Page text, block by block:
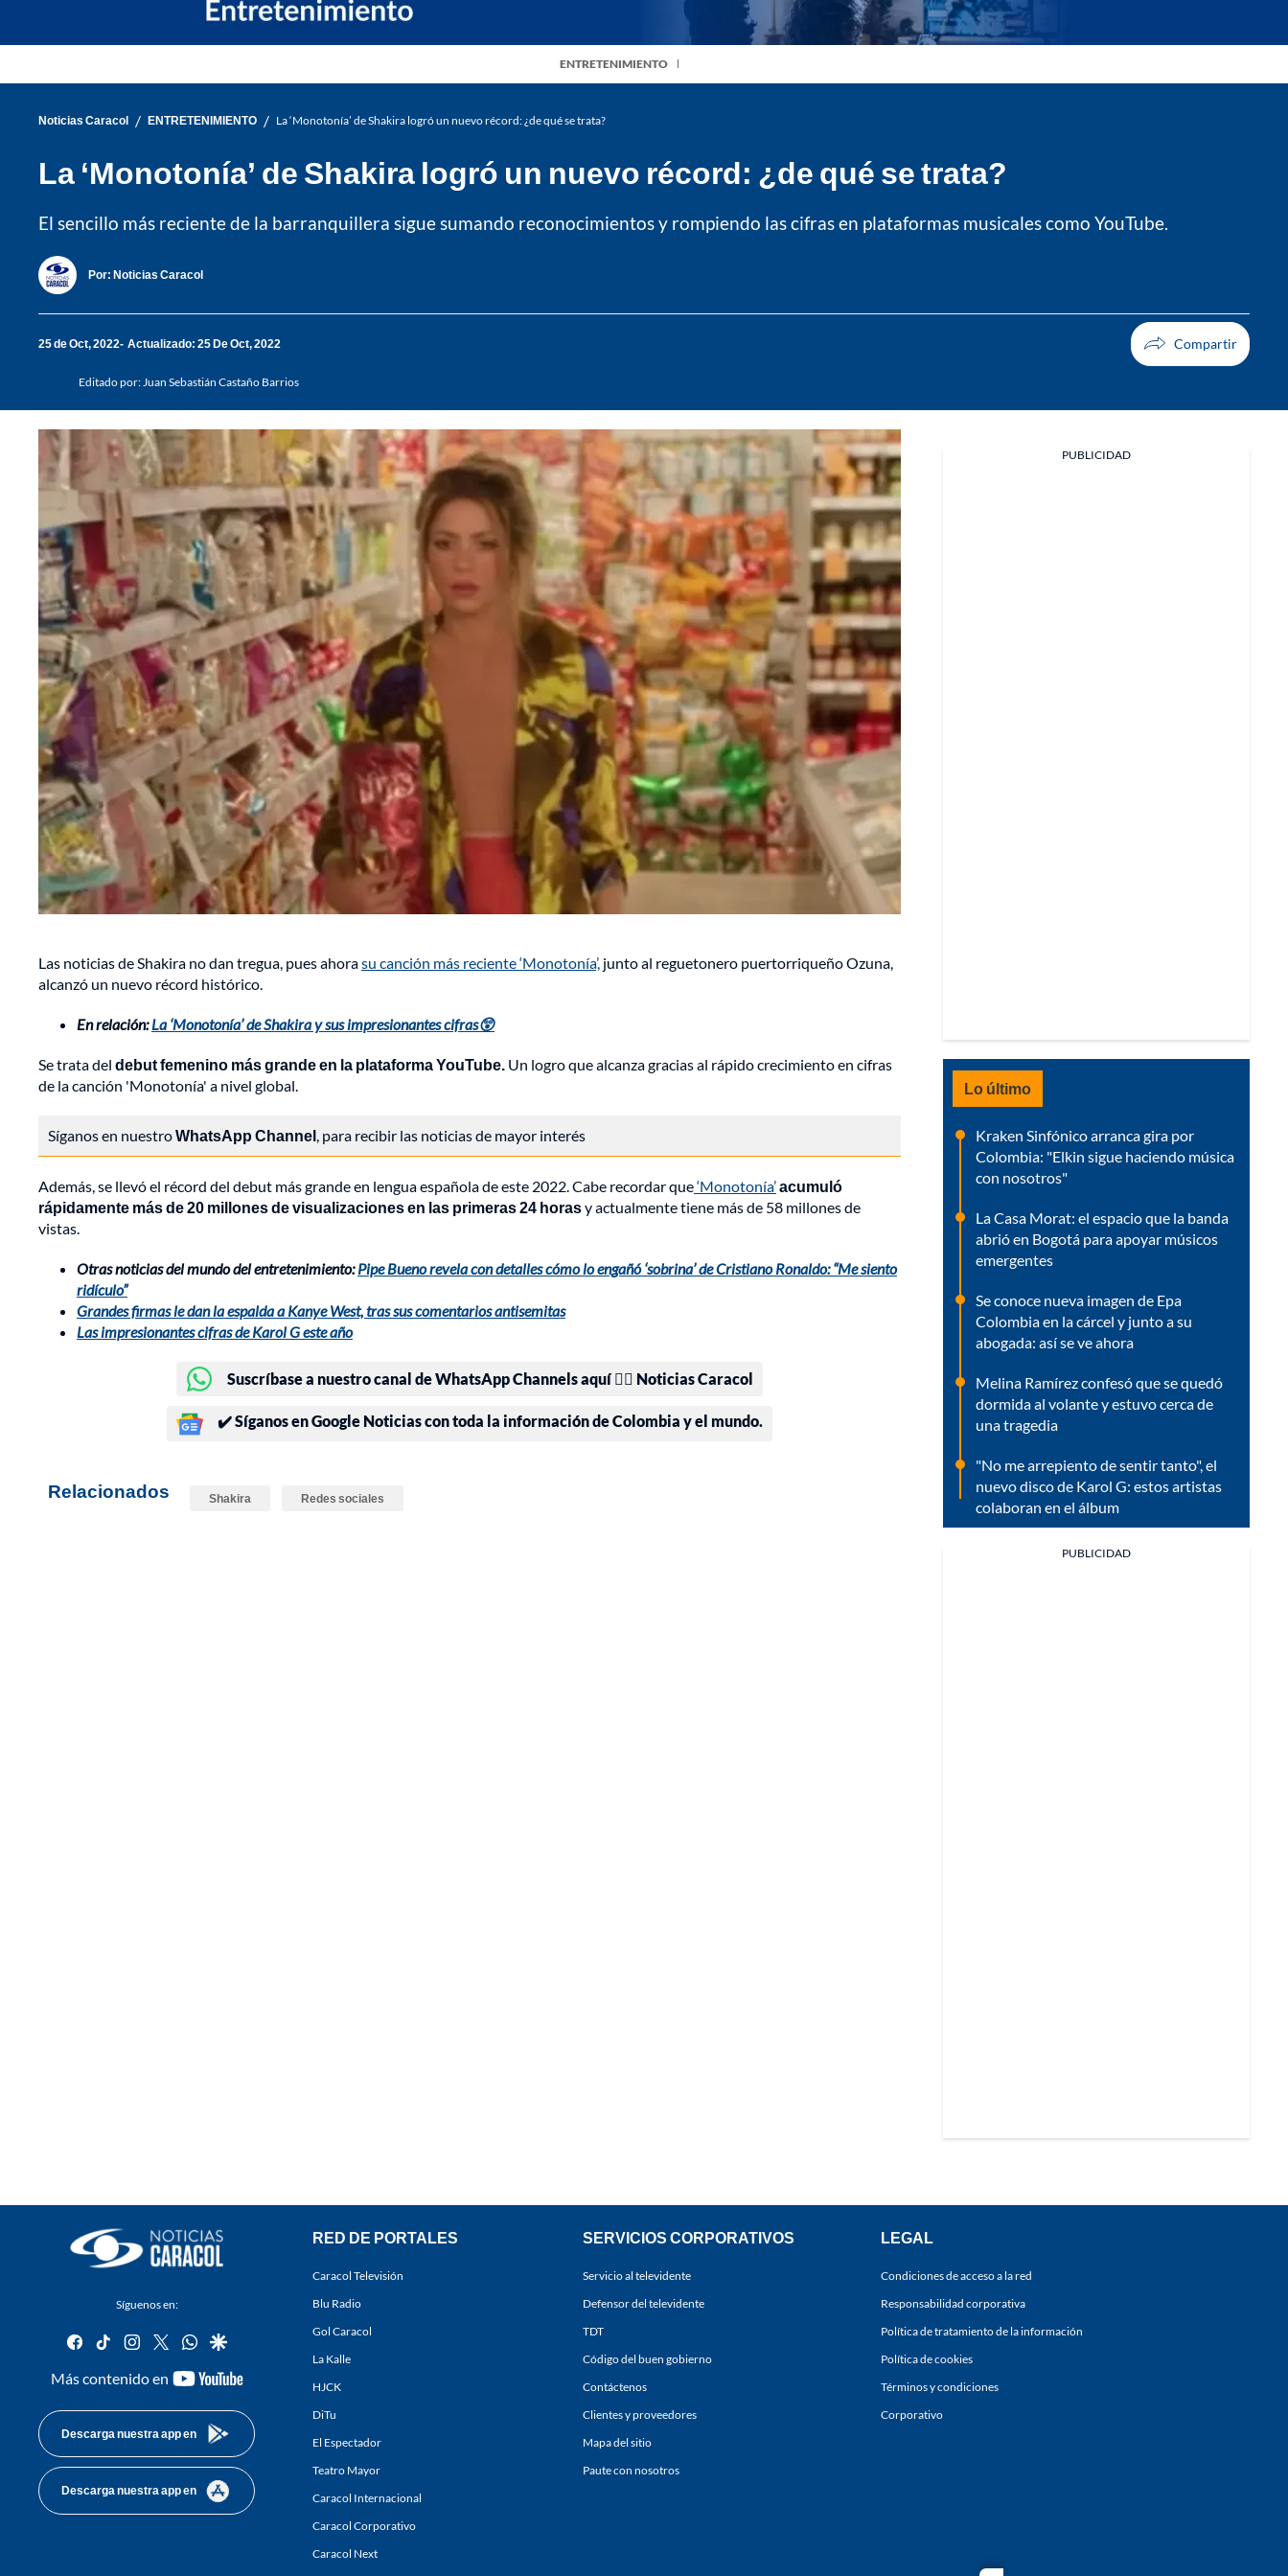
ENTRETENIMIENTO
Noticias Caracol / ENTRETENIMIENTO / La ‘Monotonía’ de Shakira logró un nuevo récord: ¿de qué se trata?
La ‘Monotonía’ de Shakira logró un nuevo récord: ¿de qué se trata?
El sencillo más reciente de la barranquillera sigue sumando reconocimientos y rompiendo las cifras en plataformas musicales como YouTube.
Por: Noticias Caracol
25 de Oct, 2022 Actualizado: 25 De Oct, 2022
Editado por: Juan Sebastián Castaño Barrios
Las noticias de Shakira no dan tregua, pues ahorasu canción más reciente ‘Monotonía’, junto al reguetonero puertorriqueño Ozuna,
alcanzó un nuevo récord histórico.
En relación:La ‘Monotonía’ de Shakira y sus impresionantes cifras😲
Se trata del debut femenino más grande en la plataforma YouTube. Un logro que alcanza gracias al rápido crecimiento en cifras
de la canción 'Monotonía' a nivel global.
Síganos en nuestroWhatsApp Channel, para recibir las noticias de mayor interés
Además, se llevó el récord del debut más grande en lengua española de este 2022. Cabe recordar que‘Monotonía’acumuló
rápidamente más de 20 millones de visualizaciones en las primeras 24 horasy actualmente tiene más de 58 millones de
vistas.
Otras noticias del mundo del entretenimiento:Pipe Bueno revela con detalles cómo lo engañó ‘sobrina’ de Cristiano Ronaldo: “Me siento
ridículo”
Grandes firmas le dan la espalda a Kanye West, tras sus comentarios antisemitas
Las impresionantes cifras de Karol G este año
Suscríbase a nuestro canal de WhatsApp Channels aquí 👉🏻 Noticias Caracol
✔️ Síganos en Google Noticias con toda la información de Colombia y el mundo.
Relacionados Shakira Redes sociales
PUBLICIDAD
Lo último
Kraken Sinfónico arranca gira por
Colombia: "Elkin sigue haciendo música
con nosotros"
La Casa Morat: el espacio que la banda
abrió en Bogotá para apoyar músicos
emergentes
Se conoce nueva imagen de Epa
Colombia en la cárcel y junto a su
abogada: así se ve ahora
Melina Ramírez confesó que se quedó
dormida al volante y estuvo cerca de
una tragedia
"No me arrepiento de sentir tanto", el
nuevo disco de Karol G: estos artistas
colaboran en el álbum
PUBLICIDAD
Síguenos en:
facebook
tiktok instagram
twitterwhatsapp
google
Más contenido en
youtube-
Descarga nuestra app en
Descarga nuestra app en
RED DE PORTALES
Caracol Televisión
Blu Radio
Gol Caracol
La Kalle
HJCK
DiTu
El Espectador
Teatro Mayor
Caracol Internacional
Caracol Corporativo
Caracol Next
SERVICIOS CORPORATIVOS
Servicio al televidente
Defensor del televidente
TDT
Código del buen gobierno
Contáctenos
Clientes y proveedores
Mapa del sitio
Paute con nosotros
LEGAL
Condiciones de acceso a la red
Responsabilidad corporativa
Política de tratamiento de la información
Política de cookies
Términos y condiciones
Corporativo